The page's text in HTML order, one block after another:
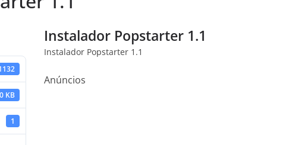
KB
1
Instalador Popstarter 1.1
Instalador Popstarter 1.1
Anúncios